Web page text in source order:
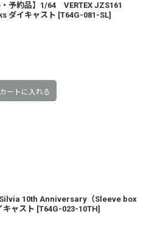
・予約品】1/64 VERTEX JZS161
ダイキャスト [T64G-081-SL]
カートに入れる
Silvia 10th Anniversary（Sleeve box
ャスト [T64G-023-10TH]